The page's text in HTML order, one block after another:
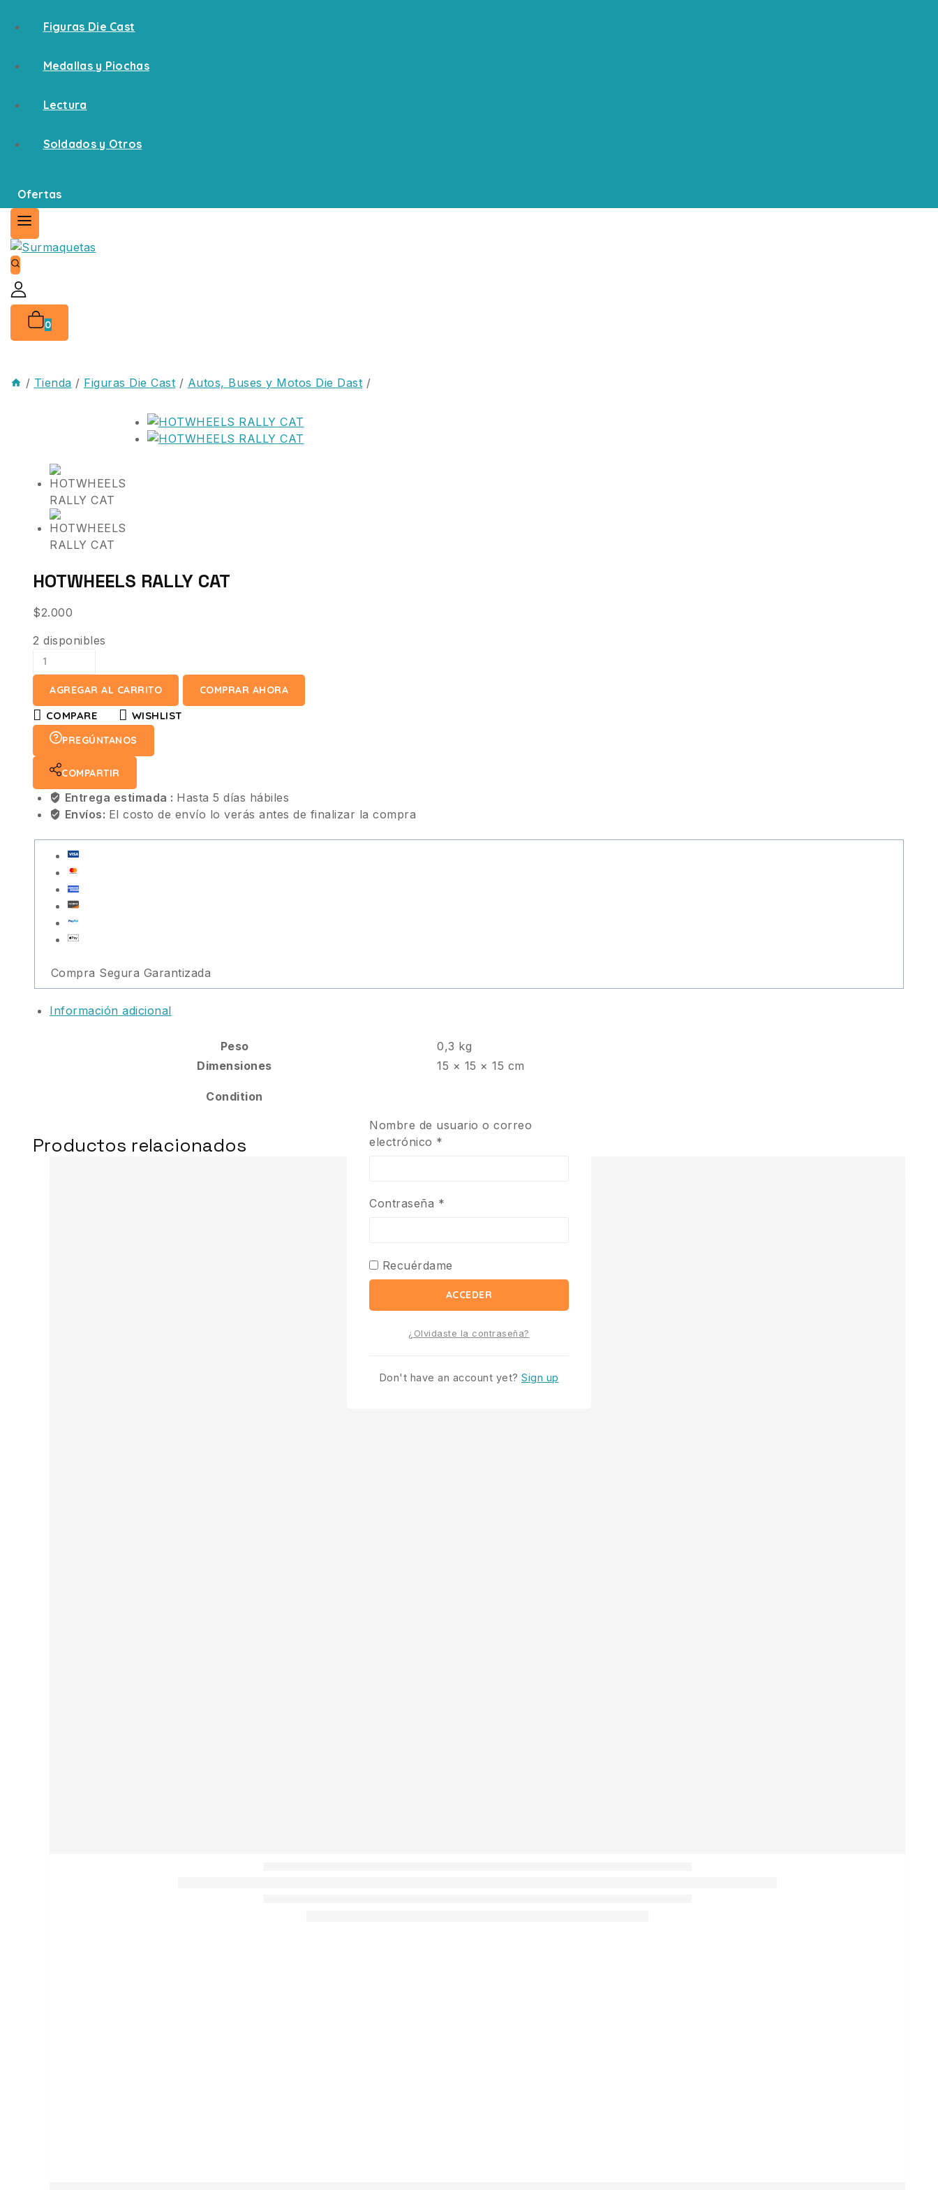
Figuras Die Cast
Medallas y Piochas
Lectura
Soldados y Otros
Ofertas
0
/ Tienda / Figuras Die Cast / Autos, Buses y Motos Die Dast /
HOTWHEELS RALLY CAT
$2.000
2 disponibles
AGREGAR AL CARRITO COMPRAR AHORA
COMPARE WISHLIST
PREGÚNTANOS
COMPARTIR
Entrega estimada : Hasta 5 días hábiles
Envíos: El costo de envío lo verás antes de finalizar la compra
Compra Segura Garantizada
Información adicional
Peso
0,3 kg
Dimensiones
15 × 15 × 15 cm
Condition
Productos relacionados
Nombre de usuario o correo
electrónico *
Contraseña *
Recuérdame
ACCEDER
¿Olvidaste la contraseña?
Don't have an account yet? Sign up